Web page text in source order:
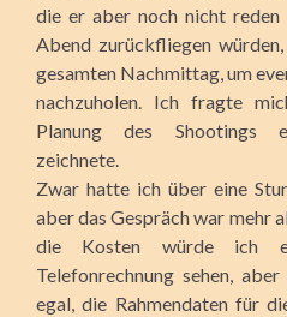
die er aber noch nicht
Abend zurückfliegen
gesamten Nachmittag, um
nachzuholen. Ich fragte
Planung des Shootings
zeichnete.
Zwar hatte ich über eine
aber das Gespräch war mehr
die Kosten würde ich
Telefonrechnung sehen,
egal, die Rahmendaten für